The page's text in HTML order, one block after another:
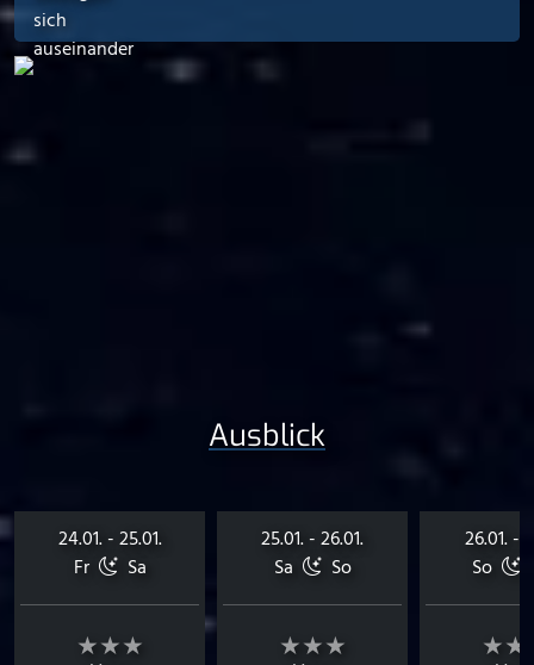
Ausblick
24.01. - 25.01.
Fr
Sa
★★★
25.01. - 26.01.
Sa
So
★★★
26.01. -
So